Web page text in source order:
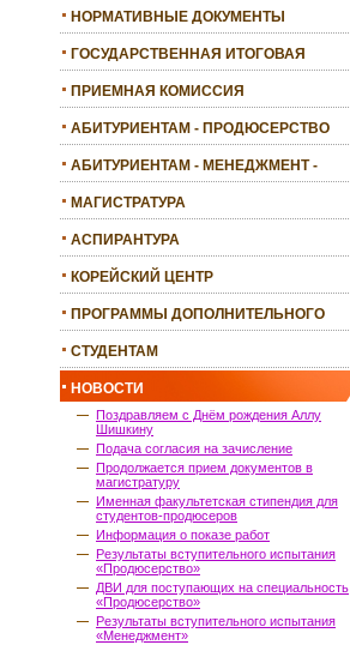
НОРМАТИВНЫЕ ДОКУМЕНТЫ
ГОСУДАРСТВЕННАЯ ИТОГОВАЯ
ПРИЕМНАЯ КОМИССИЯ
АБИТУРИЕНТАМ - ПРОДЮСЕРСТВО
АБИТУРИЕНТАМ - МЕНЕДЖМЕНТ -
МАГИСТРАТУРА
АСПИРАНТУРА
КОРЕЙСКИЙ ЦЕНТР
ПРОГРАММЫ ДОПОЛНИТЕЛЬНОГО
СТУДЕНТАМ
НОВОСТИ
Поздравляем с Днём рождения Аллу
Шишкину
Подача согласия на зачисление
Продолжается прием документов в
магистратуру
Именная факультетская стипендия для
студентов-продюсеров
Информация о показе работ
Результаты вступительного испытания
«Продюсерство»
ДВИ для поступающих на специальность
«Продюсерство»
Результаты вступительного испытания
«Менеджмент»